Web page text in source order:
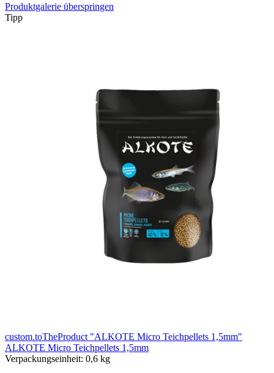
Produktgalerie überspringen
Tipp
custom.toTheProduct "ALKOTE Micro Teichpellets 1,5mm"
ALKOTE Micro Teichpellets 1,5mm
Verpackungseinheit: 0,6 kg